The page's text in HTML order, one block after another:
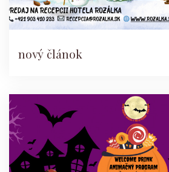
nový článok